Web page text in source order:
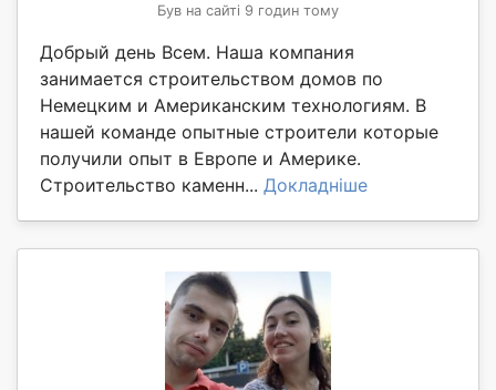
Був на сайті 9 годин тому
Добрый день Всем. Наша компания
занимается строительством домов по
Немецким и Американским технологиям. В
нашей команде опытные строители которые
получили опыт в Европе и Америке.
Строительство каменн... Докладніше